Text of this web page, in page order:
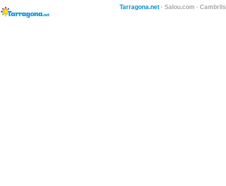
Tarragona.net · Salou.com ·